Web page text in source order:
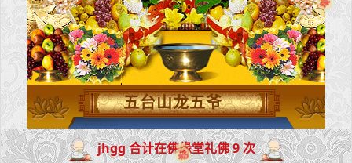
五台山龙五爷
jhgg 合计在佛缘堂礼佛 9 次